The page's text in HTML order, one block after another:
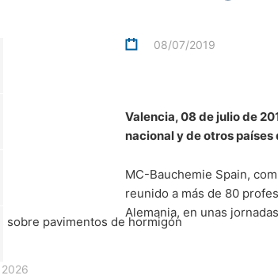
MC Spain
sobre
hormigón
08/07/2019
Valencia, 08 de julio de
nacional y de otros
MC-Bauchemie Spain,
reunido a más de 80
Alemania, en unas
a presentar quejas ante las autoridades
ha producido una infracción de la legislación de
competentes. La autoridad reguladora
a la portabilidad de datos
derecho a que los datos que procesamos en base
hará en la medida en que sea técnicamente
corrección, bloqueo, borrado
lo permitido por el Art. 15 GDPR, tiene derecho a
personales almacenados. También tiene derecho a